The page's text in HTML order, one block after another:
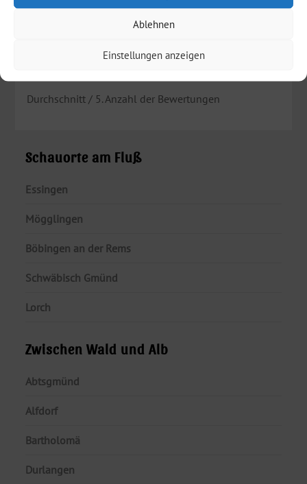
Ablehnen
Einstellungen anzeigen
das Kind danach wieder gesund wurde.
Durchschnitt / 5. Anzahl der Bewertungen
Schauorte am Fluß
Essingen
Mögglingen
Böbingen an der Rems
Schwäbisch Gmünd
Lorch
Zwischen Wald und Alb
Abtsgmünd
Alfdorf
Bartholomä
Durlangen